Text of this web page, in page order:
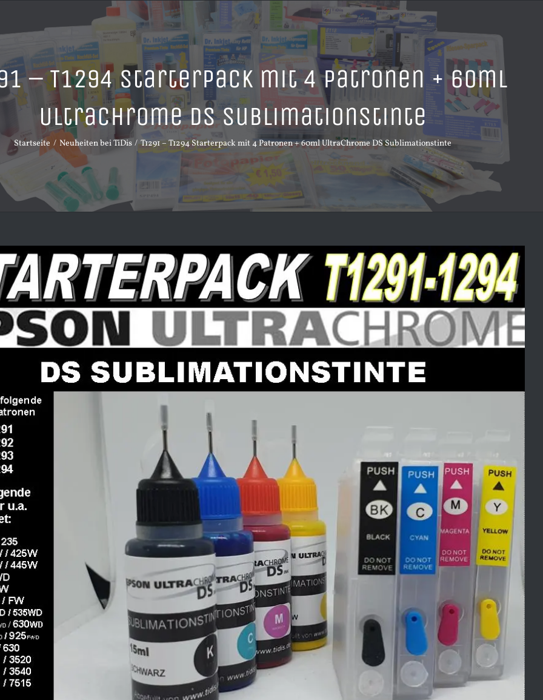
– T1294 Starterpack mit 4 Patronen + 60ml
UltraChrome DS Sublimationstinte
Startseite Neuheiten bei TiDis T1291 – T1294 Starterpack mit 4 Patronen + 60ml UltraChrome DS Sublimationstinte